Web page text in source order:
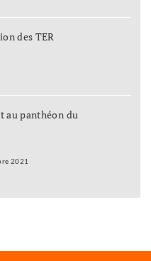
des TER
au panthéon du
2021